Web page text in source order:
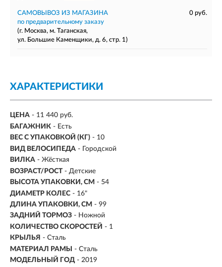
САМОВЫВОЗ ИЗ МАГАЗИНА
0 руб.
по предварительному заказу
(г. Москва, м. Таганская,
ул. Большие Каменщики, д. 6, стр. 1)
ХАРАКТЕРИСТИКИ
ЦЕНА - 11 440 руб.
БАГАЖНИК - Есть
ВЕС С УПАКОВКОЙ (КГ) - 10
ВИД ВЕЛОСИПЕДА - Городской
ВИЛКА - Жёсткая
ВОЗРАСТ/РОСТ - Детские
ВЫСОТА УПАКОВКИ, СМ - 54
ДИАМЕТР КОЛЕС - 16"
ДЛИНА УПАКОВКИ, СМ - 99
ЗАДНИЙ ТОРМОЗ - Ножной
КОЛИЧЕСТВО СКОРОСТЕЙ - 1
КРЫЛЬЯ - Сталь
МАТЕРИАЛ РАМЫ
- Сталь
МОДЕЛЬНЫЙ ГОД - 2019